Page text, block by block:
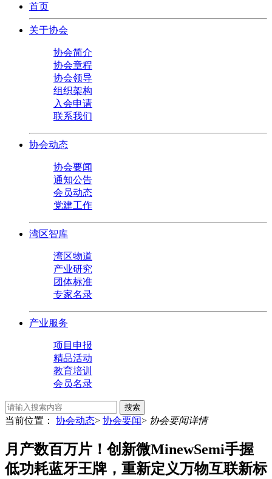
首页
关于协会
协会简介
协会章程
协会领导
组织架构
入会申请
联系我们
协会动态
协会要闻
通知公告
会员动态
党建工作
湾区智库
湾区物道
产业研究
团体标准
专家名录
产业服务
项目申报
精品活动
教育培训
会员名录
搜索
当前位置： 协会动态> 协会要闻> 协会要闻详情
月产数百万片！创新微MinewSemi手握
低功耗蓝牙王牌，重新定义万物互联新标